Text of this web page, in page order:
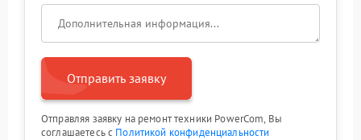
Отправить заявку
Отправляя заявку на ремонт техники PowerCom, Вы
соглашаетесь с Политикой конфиденциальности